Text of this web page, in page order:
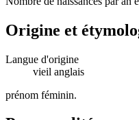
Origine et
Langue d'origine
vieil anglais
prénom féminin.